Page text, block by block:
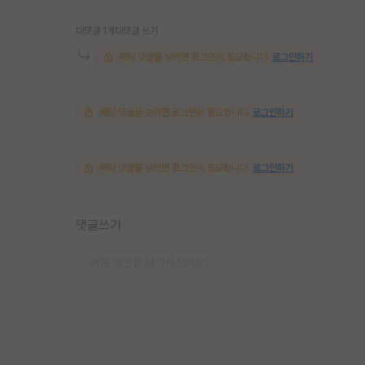
대댓글 1개 대댓글 쓰기
해당 댓글을 보려면 로그인이 필요합니다. 로그인하기
해당 댓글을 보려면 로그인이 필요합니다. 로그인하기
해당 댓글을 보려면 로그인이 필요합니다. 로그인하기
댓글쓰기